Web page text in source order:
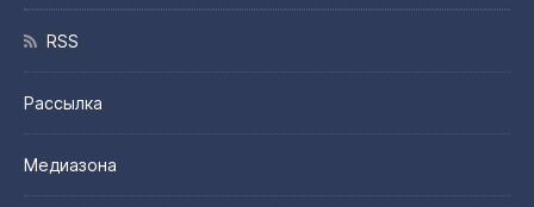
RSS
Рассылка
Медиазона